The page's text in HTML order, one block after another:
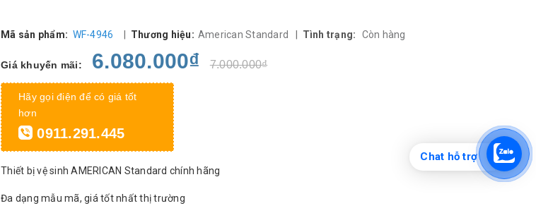
Mã sản phẩm: WF-4946 Thương hiệu: American Standard Tình trạng: Còn hàng
Giá khuyến mãi: 6.080.000₫ 7.000.000₫
Hãy gọi điện để có giá tốt
hơn
0911.291.445
Thiết bị vệ sinh AMERICAN Standard chính hãng
Đa dạng mẫu mã, giá tốt nhất thị trường
Chat hỗ trợ